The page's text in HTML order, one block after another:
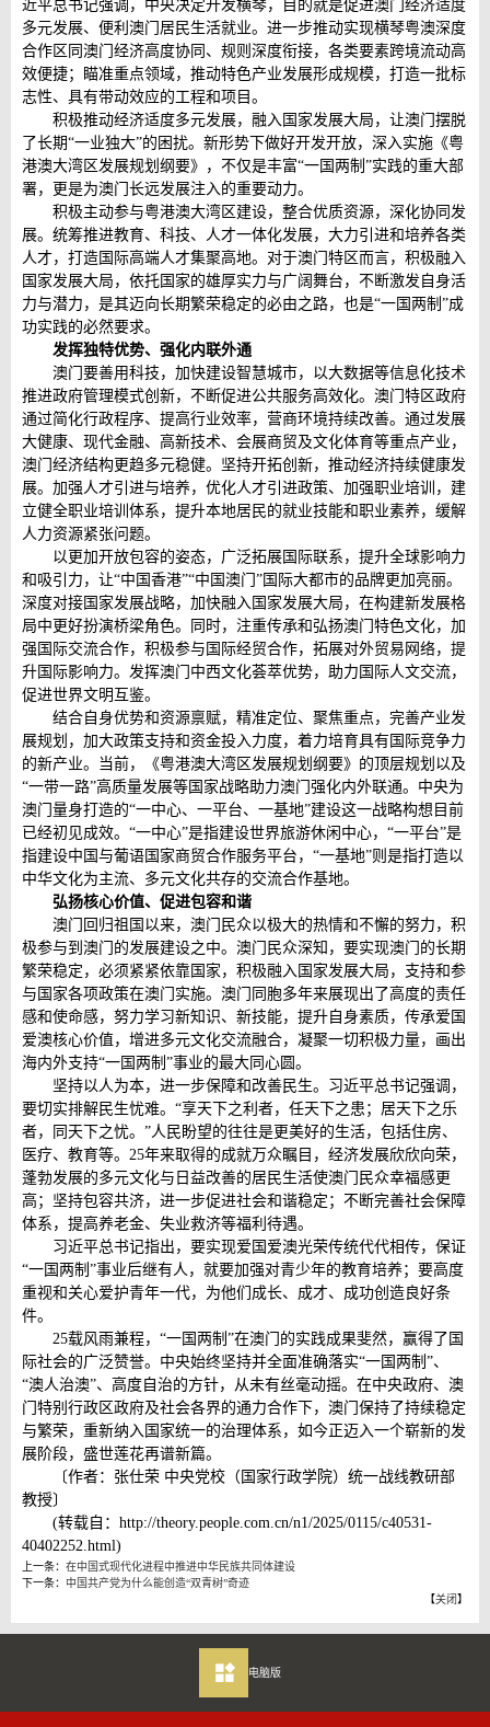
近平总书记强调，中央决定开发横琴，目的就是促进澳门经济适度
多元发展、便利澳门居民生活就业。进一步推动实现横琴粤澳深度
合作区同澳门经济高度协同、规则深度衔接，各类要素跨境流动高
效便捷；瞄准重点领域，推动特色产业发展形成规模，打造一批标
志性、具有带动效应的工程和项目。
积极推动经济适度多元发展，融入国家发展大局，让澳门摆脱
了长期“一业独大”的困扰。新形势下做好开发开放，深入实施《粤
港澳大湾区发展规划纲要》，不仅是丰富“一国两制”实践的重大部
署，更是为澳门长远发展注入的重要动力。
积极主动参与粤港澳大湾区建设，整合优质资源，深化协同发
展。统筹推进教育、科技、人才一体化发展，大力引进和培养各类
人才，打造国际高端人才集聚高地。对于澳门特区而言，积极融入
国家发展大局，依托国家的雄厚实力与广阔舞台，不断激发自身活
力与潜力，是其迈向长期繁荣稳定的必由之路，也是“一国两制”成
功实践的必然要求。
发挥独特优势、强化内联外通
澳门要善用科技，加快建设智慧城市，以大数据等信息化技术
推进政府管理模式创新，不断促进公共服务高效化。澳门特区政府
通过简化行政程序、提高行业效率，营商环境持续改善。通过发展
大健康、现代金融、高新技术、会展商贸及文化体育等重点产业，
澳门经济结构更趋多元稳健。坚持开拓创新，推动经济持续健康发
展。加强人才引进与培养，优化人才引进政策、加强职业培训，建
立健全职业培训体系，提升本地居民的就业技能和职业素养，缓解
人力资源紧张问题。
以更加开放包容的姿态，广泛拓展国际联系，提升全球影响力
和吸引力，让“中国香港”“中国澳门”国际大都市的品牌更加亮丽。
深度对接国家发展战略，加快融入国家发展大局，在构建新发展格
局中更好扮演桥梁角色。同时，注重传承和弘扬澳门特色文化，加
强国际交流合作，积极参与国际经贸合作，拓展对外贸易网络，提
升国际影响力。发挥澳门中西文化荟萃优势，助力国际人文交流，
促进世界文明互鉴。
结合自身优势和资源禀赋，精准定位、聚焦重点，完善产业发
展规划，加大政策支持和资金投入力度，着力培育具有国际竞争力
的新产业。当前，《粤港澳大湾区发展规划纲要》的顶层规划以及
“一带一路”高质量发展等国家战略助力澳门强化内外联通。中央为
澳门量身打造的“一中心、一平台、一基地”建设这一战略构想目前
已经初见成效。“一中心”是指建设世界旅游休闲中心，“一平台”是
指建设中国与葡语国家商贸合作服务平台，“一基地”则是指打造以
中华文化为主流、多元文化共存的交流合作基地。
弘扬核心价值、促进包容和谐
澳门回归祖国以来，澳门民众以极大的热情和不懈的努力，积
极参与到澳门的发展建设之中。澳门民众深知，要实现澳门的长期
繁荣稳定，必须紧紧依靠国家，积极融入国家发展大局，支持和参
与国家各项政策在澳门实施。澳门同胞多年来展现出了高度的责任
感和使命感，努力学习新知识、新技能，提升自身素质，传承爱国
爱澳核心价值，增进多元文化交流融合，凝聚一切积极力量，画出
海内外支持“一国两制”事业的最大同心圆。
坚持以人为本，进一步保障和改善民生。习近平总书记强调，
要切实排解民生忧难。“享天下之利者，任天下之患；居天下之乐
者，同天下之忧。”人民盼望的往往是更美好的生活，包括住房、
医疗、教育等。25年来取得的成就万众瞩目，经济发展欣欣向荣，
蓬勃发展的多元文化与日益改善的居民生活使澳门民众幸福感更
高；坚持包容共济，进一步促进社会和谐稳定；不断完善社会保障
体系，提高养老金、失业救济等福利待遇。
习近平总书记指出，要实现爱国爱澳光荣传统代代相传，保证
“一国两制”事业后继有人，就要加强对青少年的教育培养；要高度
重视和关心爱护青年一代，为他们成长、成才、成功创造良好条
件。
25载风雨兼程，“一国两制”在澳门的实践成果斐然，赢得了国
际社会的广泛赞誉。中央始终坚持并全面准确落实“一国两制”、
“澳人治澳”、高度自治的方针，从未有丝毫动摇。在中央政府、澳
门特别行政区政府及社会各界的通力合作下，澳门保持了持续稳定
与繁荣，重新纳入国家统一的治理体系，如今正迈入一个崭新的发
展阶段，盛世莲花再谱新篇。
〔作者：张仕荣 中央党校（国家行政学院）统一战线教研部
教授〕
(转载自：http://theory.people.com.cn/n1/2025/0115/c40531-
40402252.html)
上一条： 在中国式现代化进程中推进中华民族共同体建设
下一条： 中国共产党为什么能创造“双青树”奇迹
【关闭】
电脑版